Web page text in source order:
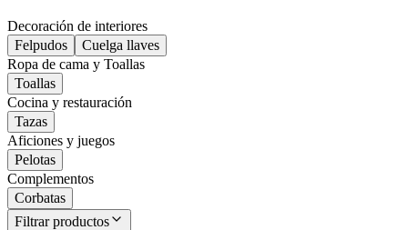
Decoración de interiores
Felpudos
Cuelga llaves
Ropa de cama y Toallas
Toallas
Cocina y restauración
Tazas
Aficiones y juegos
Pelotas
Complementos
Corbatas
Filtrar productos